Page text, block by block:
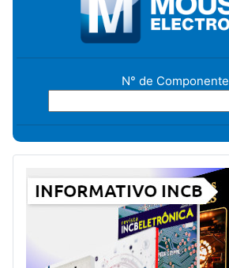
N° de Componente